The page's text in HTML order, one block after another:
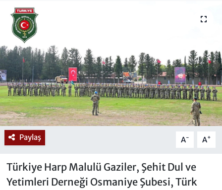
Paylaş A- A+
Türkiye Harp Malulü Gaziler, Şehit Dul ve
Yetimleri Derneği Osmaniye Şubesi, Türk